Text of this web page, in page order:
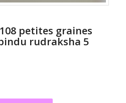
petites graines
rudraksha 5